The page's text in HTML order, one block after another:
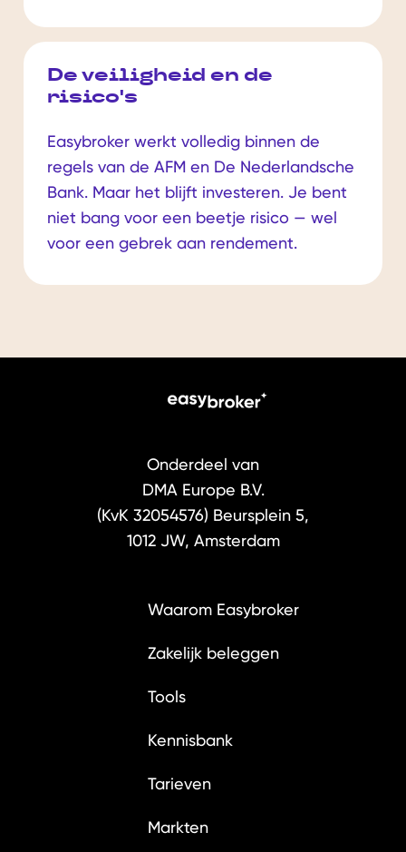
De veiligheid en de
risico's
Easybroker werkt volledig binnen de
regels van de AFM en De Nederlandsche
Bank. Maar het blijft investeren. Je bent
niet bang voor een beetje risico — wel
voor een gebrek aan rendement.
Onderdeel van
DMA Europe B.V.
(KvK 32054576) Beursplein 5,
1012 JW, Amsterdam
Waarom Easybroker
Zakelijk beleggen
Tools
Kennisbank
Tarieven
Markten